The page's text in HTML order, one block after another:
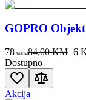
GOPRO
78 50KM84,00 KM−6
Dostupno
Akcija